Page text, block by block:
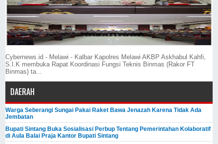
Cybernews.id - Melawi - Kalbar Kapolres Melawi AKBP Askhabul Kahfi,
S.I.K membuka Rapat Koordinasi Fungsi Teknis Binmas (Rakor FT
Binmas) ta...
DAERAH
Warga Seberangi Sungai Pakai Raket Bawa Jenazah Karena Tidak Ada
Jembatan
Bupati Sintang Buka Sosialisasi Perbup Tentang Pemerintahan Kolaboratif
di Aula Balai Praja Kantor Bupati Sintang